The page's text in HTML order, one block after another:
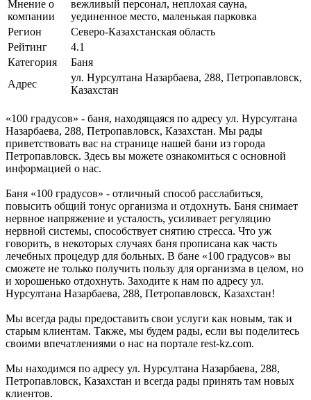
Мнение о
компании
вежливый персонал, неплохая сауна,
уединенное место, маленькая парковка
Регион
Северо-Казахстанская область
Рейтинг
4.1
Категория
Баня
Адрес
ул. Нурсултана Назарбаева, 288, Петропавловск,
Казахстан
«100 градусов» - баня, находящаяся по адресу ул. Нурсултана
Назарбаева, 288, Петропавловск, Казахстан. Мы рады
приветствовать вас на странице нашей бани из города
Петропавловск. Здесь вы можете ознакомиться с основной
информацией о нас.
Баня «100 градусов» - отличный способ расслабиться,
повысить общий тонус организма и отдохнуть. Баня снимает
нервное напряжение и усталость, усиливает регуляцию
нервной системы, способствует снятию стресса. Что уж
говорить, в некоторых случаях баня прописана как часть
лечебных процедур для больных. В бане «100 градусов» вы
сможете не только получить пользу для организма в целом, но
и хорошенько отдохнуть. Заходите к нам по адресу ул.
Нурсултана Назарбаева, 288, Петропавловск, Казахстан!
Мы всегда рады предоставить свои услуги как новым, так и
старым клиентам. Также, мы будем рады, если вы поделитесь
своими впечатлениями о нас на портале rest-kz.com.
Мы находимся по адресу ул. Нурсултана Назарбаева, 288,
Петропавловск, Казахстан и всегда рады принять там новых
клиентов.